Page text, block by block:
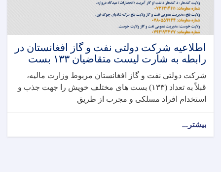
اطلاعیه شرکت دولتی نفت و گاز افغانستان در
رابطه به شارت لیست متقاضیان ۱۳۳ بست
شرکت دولتی نفت و گاز افغانستان مربوط وزارت مالیه،
قبلاً به تعداد (۱۳۳) بست های مختلف خویش را جهت جذب و
استخدام افراد مسلکی و مجرب از طریق
بیشتر...